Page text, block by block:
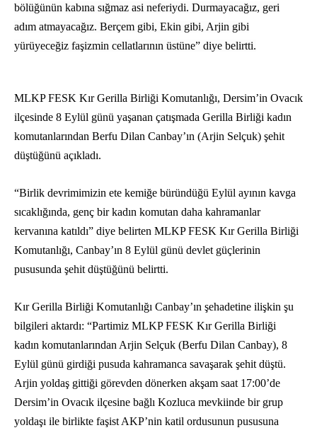
bölüğünün kabına sığmaz asi neferiydi. Durmayacağız, geri
adım atmayacağız. Berçem gibi, Ekin gibi, Arjin gibi
yürüyeceğiz faşizmin cellatlarının üstüne” diye belirtti.
MLKP FESK Kır Gerilla Birliği Komutanlığı, Dersim’in Ovacık
ilçesinde 8 Eylül günü yaşanan çatışmada Gerilla Birliği kadın
komutanlarından Berfu Dilan Canbay’ın (Arjin Selçuk) şehit
düştüğünü açıkladı.
“Birlik devrimimizin ete kemiğe büründüğü Eylül ayının kavga
sıcaklığında, genç bir kadın komutan daha kahramanlar
kervanına katıldı” diye belirten MLKP FESK Kır Gerilla Birliği
Komutanlığı, Canbay’ın 8 Eylül günü devlet güçlerinin
pususunda şehit düştüğünü belirtti.
Kır Gerilla Birliği Komutanlığı Canbay’ın şehadetine ilişkin şu
bilgileri aktardı: “Partimiz MLKP FESK Kır Gerilla Birliği
kadın komutanlarından Arjin Selçuk (Berfu Dilan Canbay), 8
Eylül günü girdiği pusuda kahramanca savaşarak şehit düştü.
Arjin yoldaş gittiği görevden dönerken akşam saat 17:00’de
Dersim’in Ovacık ilçesine bağlı Kozluca mevkiinde bir grup
yoldaşı ile birlikte faşist AKP’nin katil ordusunun pususuna